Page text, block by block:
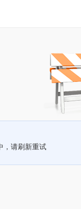
，请刷新重试